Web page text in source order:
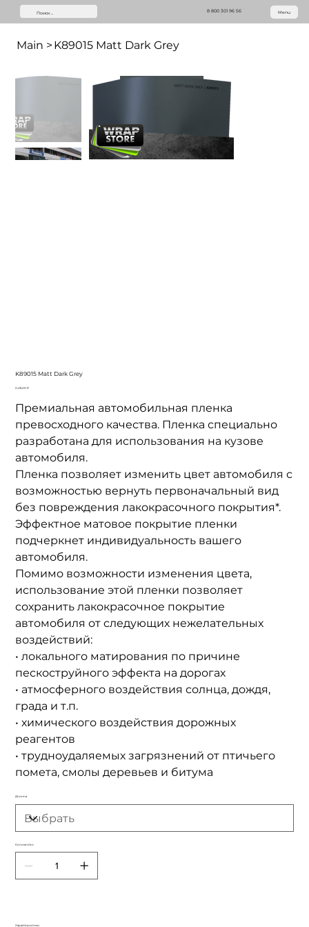
8 800 301 96 56 Menu
Main > K89015 Matt Dark Grey
K89015 Matt Dark Grey
Цена
2 415,00 ₽
Премиальная автомобильная пленка
превосходного качества. Пленка специально
разработана для использования на кузове
автомобиля.
Пленка позволяет изменить цвет автомобиля с
возможностью вернуть первоначальный вид
без повреждения лакокрасочного покрытия*.
Эффектное матовое покрытие пленки
подчеркнет индивидуальность вашего
автомобиля.
Помимо возможности изменения цвета,
использование этой пленки позволяет
сохранить лакокрасочное покрытие
автомобиля от следующих нежелательных
воздействий:
• локального матирования по причине
пескоструйного эффекта на дорогах
• атмосферного воздействия солнца, дождя,
града и т.п.
• химического воздействия дорожных
реагентов
• трудноудаляемых загрязнений от птичьего
помета, смолы деревьев и битума
Длинна
Количество
Характеристики